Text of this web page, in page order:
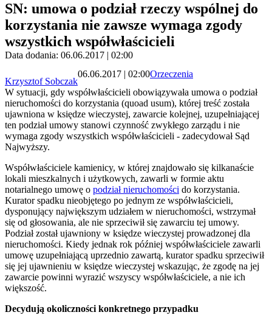
SN: umowa o podział rzeczy wspólnej do
korzystania nie zawsze wymaga zgody
wszystkich współwłaścicieli
Data dodania: 06.06.2017 | 02:00
Krzysztof Sobczak
06.06.2017 | 02:00Orzeczenia
W sytuacji, gdy współwłaścicieli obowiązywała umowa o podział
nieruchomości do korzystania (quoad usum), której treść została
ujawniona w księdze wieczystej, zawarcie kolejnej, uzupełniającej
ten podział umowy stanowi czynność zwykłego zarządu i nie
wymaga zgody wszystkich współwłaścicieli - zadecydował Sąd
Najwyższy.
Współwłaściciele kamienicy, w której znajdowało się kilkanaście
lokali mieszkalnych i użytkowych, zawarli w formie aktu
notarialnego umowę o podział nieruchomości do korzystania.
Kurator spadku nieobjętego po jednym ze współwłaścicieli,
dysponujący największym udziałem w nieruchomości, wstrzymał
się od głosowania, ale nie sprzeciwił się zawarciu tej umowy.
Podział został ujawniony w księdze wieczystej prowadzonej dla
nieruchomości. Kiedy jednak rok później współwłaściciele zawarli
umowę uzupełniającą uprzednio zawartą, kurator spadku sprzeciwił
się jej ujawnieniu w księdze wieczystej wskazując, że zgodę na jej
zawarcie powinni wyrazić wszyscy współwłaściciele, a nie ich
większość.
Decydują okoliczności konkretnego przypadku